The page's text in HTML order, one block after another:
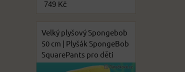
749 Kč
Velký plyšový Spongebob
50 cm | Plyšák SpongeBob
SquarePants pro děti